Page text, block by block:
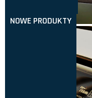
NOWE PRODUKTY